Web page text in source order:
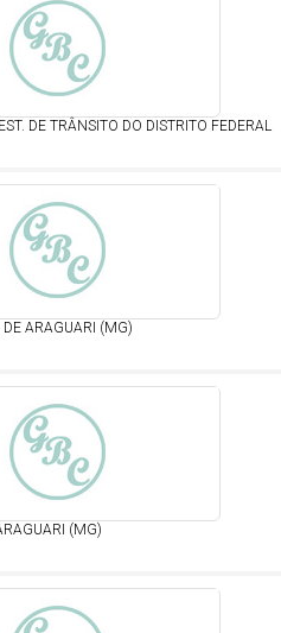
DE TRÂNSITO DO DISTRITO FEDERAL
ARAGUARI (MG)
(MG)